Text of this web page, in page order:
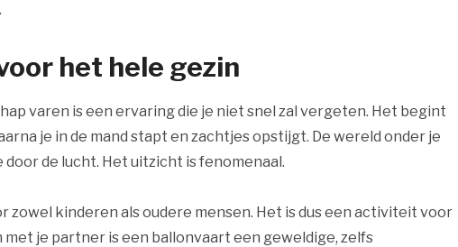
het hele gezin
varen is een ervaring die je niet snel zal vergeten. Het begint
je in de mand stapt en zachtjes opstijgt. De wereld onder je
de lucht. Het uitzicht is fenomenaal.
zowel kinderen als oudere mensen. Het is dus een activiteit voor
met je partner is een ballonvaart een geweldige, zelfs